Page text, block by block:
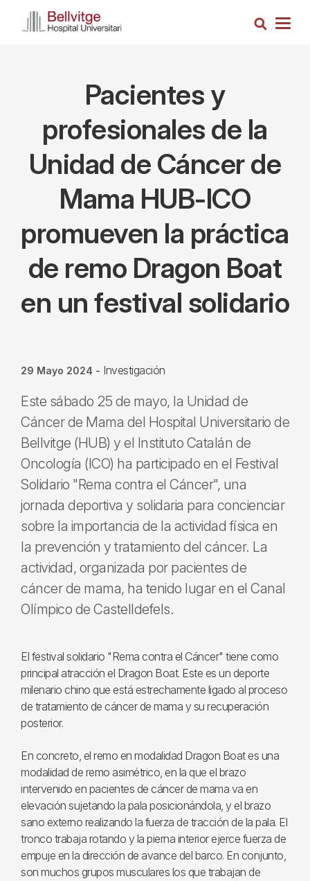
Busca
Pacientes y
profesionales de la
Unidad de Cáncer de
Mama HUB-ICO
promueven la práctica
de remo Dragon Boat
en un festival solidario
29 Mayo 2024 - Investigación
Este sábado 25 de mayo, la Unidad de
Cáncer de Mama del Hospital Universitario de
Bellvitge (HUB) y el Instituto Catalán de
Oncología (ICO) ha participado en el Festival
Solidario "Rema contra el Cáncer", una
jornada deportiva y solidaria para concienciar
sobre la importancia de la actividad física en
la prevención y tratamiento del cáncer. La
actividad, organizada por pacientes de
cáncer de mama, ha tenido lugar en el Canal
Olímpico de Castelldefels.
El festival solidario "Rema contra el Cáncer" tiene como
principal atracción el Dragon Boat. Este es un deporte
milenario chino que está estrechamente ligado al proceso
de tratamiento de cáncer de mama y su recuperación
posterior.
En concreto, el remo en modalidad Dragon Boat es una
modalidad de remo asimétrico, en la que el brazo
intervenido en pacientes de cáncer de mama va en
elevación sujetando la pala posicionándola, y el brazo
sano externo realizando la fuerza de tracción de la pala. El
tronco trabaja rotando y la pierna interior ejerce fuerza de
empuje en la dirección de avance del barco. En conjunto,
son muchos grupos musculares los que trabajan de